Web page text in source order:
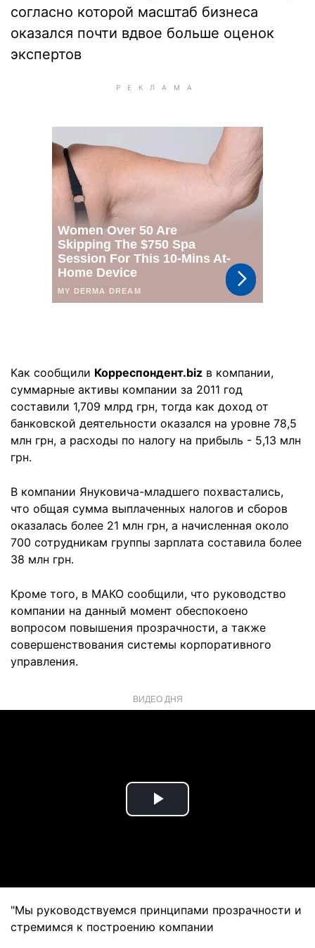
согласно которой масштаб бизнеса
оказался почти вдвое больше оценок
экспертов
Как сообщили Корреспондент.biz в компании,
суммарные активы компании за 2011 год
составили 1,709 млрд грн, тогда как доход от
банковской деятельности оказался на уровне 78,5
млн грн, а расходы по налогу на прибыль - 5,13 млн
грн.
В компании Януковича-младшего похвастались,
что общая сумма выплаченных налогов и сборов
оказалась более 21 млн грн, а начисленная около
700 сотрудникам группы зарплата составила более
38 млн грн.
Кроме того, в МАКО сообщили, что руководство
компании на данный момент обеспокоено
вопросом повышения прозрачности, а также
совершенствования системы корпоративного
управления.
ВИДЕО ДНЯ
Play
"Мы руководствуемся принципами прозрачности и
стремимся к построению компании